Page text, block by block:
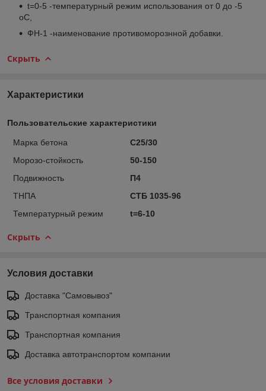
t=0-5 -температурный режим использования от 0 до -5
oC,
ФН-1 -наименование противоморознной добавки.
Скрыть
Характеристики
Пользовательские характеристики
Марка бетона
С25/30
Морозо-стойкость
50-150
Подвижность
П4
ТНПА
СТБ 1035-96
Температурный режим
t=6-10
Скрыть
Условия доставки
Доставка "Самовывоз"
Транспортная компания
Транспортная компания
Доставка автотранспортом компании
Все условия доставки